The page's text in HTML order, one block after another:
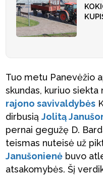
Tuo metu Panevėžio
skundas, kuriuo
rajono savivaldybės
dirbusiąJolitą
pernai gegužę D.
teismas nuteisė už
Janušonienė buvo
atsakomybės. Šį